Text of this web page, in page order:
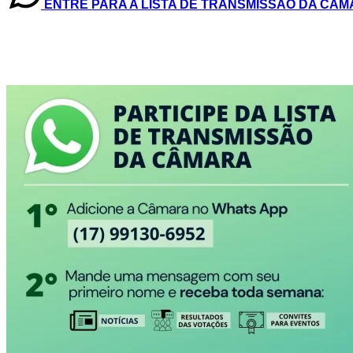
ENTRE PARA A LISTA DE TRANSMISSÃO DA